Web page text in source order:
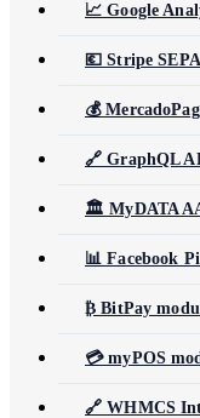
📈 Google
💶 Stripe
💰
🔗 GraphQL
🏛️ MyDATA
📊 Facebook
₿ BitPay
💳 myPOS
🔗 WHMCS